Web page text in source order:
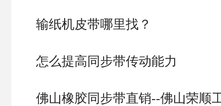
输纸机皮带哪里找？
怎么提高同步带传动能力
佛山橡胶同步带直销--佛山荣顺